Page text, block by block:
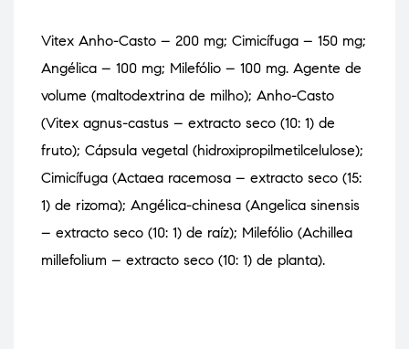
Vitex Anho-Casto – 200 mg; Cimicífuga – 150 mg;
Angélica – 100 mg; Milefólio – 100 mg. Agente de
volume (maltodextrina de milho); Anho-Casto
(Vitex agnus-castus – extracto seco (10: 1) de
fruto); Cápsula vegetal (hidroxipropilmetilcelulose);
Cimicífuga (Actaea racemosa – extracto seco (15:
1) de rizoma); Angélica-chinesa (Angelica sinensis
– extracto seco (10: 1) de raíz); Milefólio (Achillea
millefolium – extracto seco (10: 1) de planta).